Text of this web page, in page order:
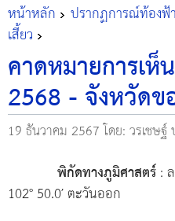
หน้าหลัก ปรากฏการณ์ท้องฟ้า
เสี้ยว
คาดหมายการเ
2568 - จังหวัด
19 ธันวาคม 2567โดย: วรเชษ
พิกัดทางภูมิศาสตร์:
102° 50.0′ ตะวันออก